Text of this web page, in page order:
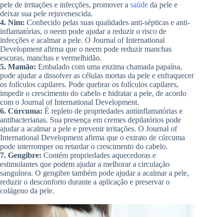
pele de irritações e infecções, promover a saúde da pele e
deixar sua pele rejuvenescida.
4. Nim: Conhecido pelas suas qualidades anti-sépticas e anti-
inflamatórias, o neem pode ajudar a reduzir o risco de
infecções e acalmar a pele. O Journal of International
Development afirma que o neem pode reduzir manchas
escuras, manchas e vermelhidão.
5. Mamão: Embalado com uma enzima chamada papaína,
pode ajudar a dissolver as células mortas da pele e enfraquecer
os folículos capilares. Pode quebrar os folículos capilares,
impedir o crescimento do cabelo e hidratar a pele, de acordo
com o Journal of International Development.
6. Cúrcuma: É repleto de propriedades antiinflamatórias e
antibacterianas. Sua presença em cremes depilatórios pode
ajudar a acalmar a pele e prevenir irritações. O Journal of
International Development afirma que o extrato de cúrcuma
pode interromper ou retardar o crescimento do cabelo.
7. Gengibre: Contém propriedades aquecedoras e
estimulantes que podem ajudar a melhorar a circulação
sanguínea. O gengibre também pode ajudar a acalmar a pele,
reduzir o desconforto durante a aplicação e preservar o
colágeno da pele.